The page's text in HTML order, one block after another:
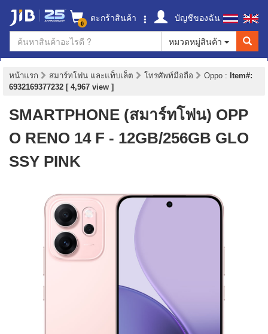
0 ตะกร้าสินค้า
บัญชีของฉัน
หมวดหมู่สินค้า
หน้าแรก สมาร์ทโฟน และแท็บเล็ต โทรศัพท์มือถือ Oppo : Item#:
6932169377232 [ 4,967 view ]
SMARTPHONE (สมาร์ทโฟน) OPP
O RENO 14 F - 12GB/256GB GLO
SSY PINK